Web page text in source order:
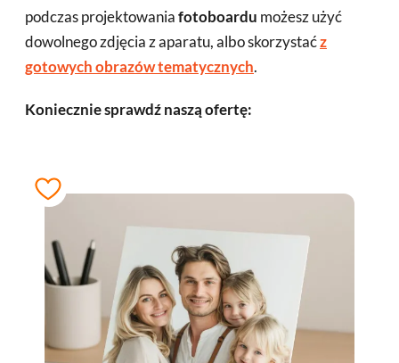
podczas projektowaniafotoboardu możesz użyć
dowolnego zdjęcia z aparatu, albo skorzystaćz
gotowych obrazów tematycznych.
Koniecznie sprawdź naszą ofertę: